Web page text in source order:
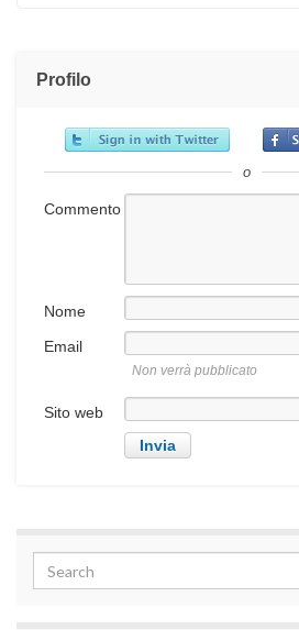
Profilo
o
Commento
Nome
Email
Non verrà pubblicato
Sito web